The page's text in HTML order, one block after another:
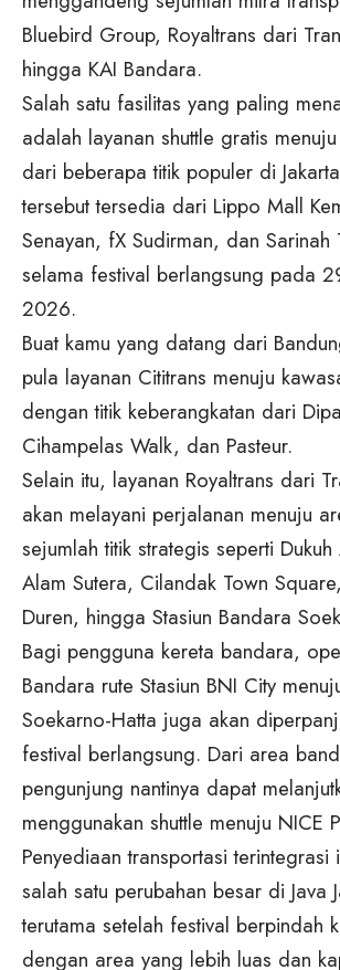
Bluebird Group, Royaltrans dari
hingga KAI Bandara.
Salah satu fasilitas yang paling
adalah layanan shuttle gratis
dari beberapa titik populer di
tersebut tersedia dari Lippo Mall
Senayan, fX Sudirman, dan Sarinah
selama festival berlangsung pada
2026.
Buat kamu yang datang dari
pula layanan Cititrans menuju
dengan titik keberangkatan dari
Cihampelas Walk, dan Pasteur.
Selain itu, layanan Royaltrans dari
akan melayani perjalanan menuju
sejumlah titik strategis seperti
Alam Sutera, Cilandak Town
Duren, hingga Stasiun Bandara
Bagi pengguna kereta bandara,
Bandara rute Stasiun BNI City
Soekarno-Hatta juga akan
festival berlangsung. Dari area
pengunjung nantinya dapat
menggunakan shuttle menuju NICE
Penyediaan transportasi terintegrasi
salah satu perubahan besar di Java
terutama setelah festival berpindah
dengan area yang lebih luas dan